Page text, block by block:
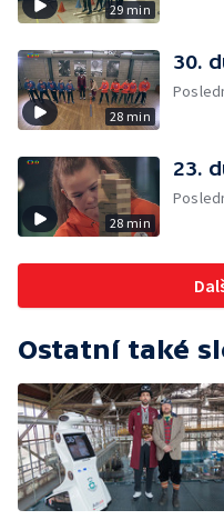
29 min
28 min
30.
28 min
23.
Ostatní také